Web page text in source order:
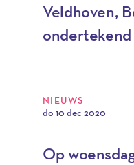
Veldhoven,
ondertekend
NIEUWS
do 10 dec 2020
Op